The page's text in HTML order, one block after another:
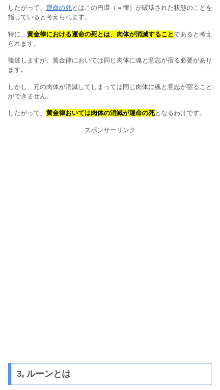
したがって、 運命の死とはこの円環（＝律）が破壊された状態のことを
指していると考えられます。
特に、 黄金律における運命の死とは、肉体が消滅することであると考え
られます。
後述しますが、黄金律においては同じ肉体に魂と意志が宿る必要があり
ます。
しかし、元の肉体が消滅してしまっては同じ肉体に魂と意志が宿ること
ができません。
したがって、 黄金律おいては肉体の消滅が運命の死となるわけです。
スポンサーリンク
3, ルーンとは